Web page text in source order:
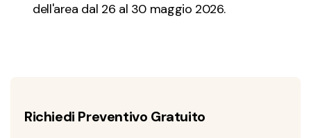
dell'area dal 26 al 30 maggio 2026.
Richiedi Preventivo Gratuito